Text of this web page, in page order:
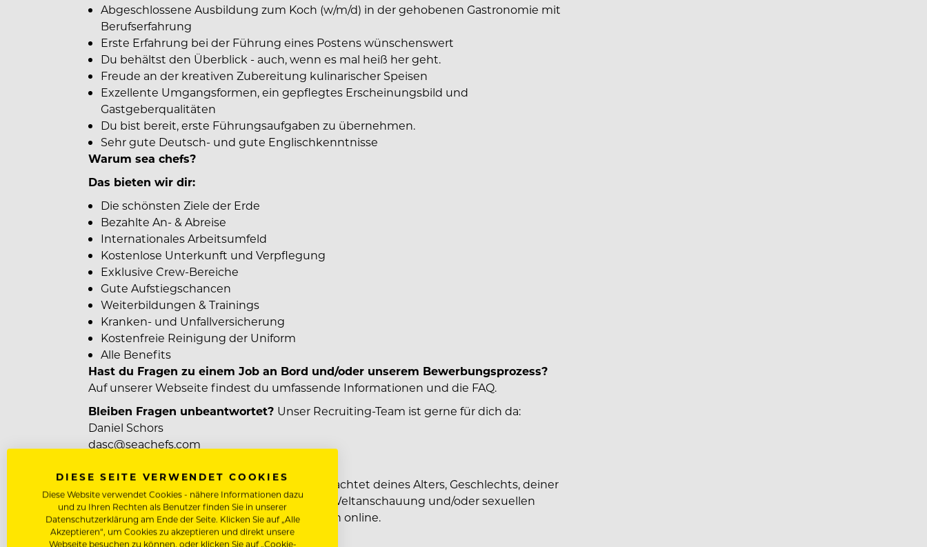
Abgeschlossene Ausbildung zum Koch (w⁠/⁠m⁠/⁠d) in der gehobenen Gastronomie mit
Berufserfahrung
Erste Erfahrung bei der Führung eines Postens wünschenswert
Du behältst den Überblick - auch, wenn es mal heiß her geht.
Freude an der kreativen Zubereitung kulinarischer Speisen
Exzellente Umgangsformen, ein gepflegtes Erscheinungsbild und
Gastgeberqualitäten
Du bist bereit, erste Führungsaufgaben zu übernehmen.
Sehr gute Deutsch- und gute Englischkenntnisse
Warum sea chefs?
Das bieten wir dir:
Die schönsten Ziele der Erde
Bezahlte An- & Abreise
Internationales Arbeitsumfeld
Kostenlose Unterkunft und Verpflegung
Exklusive Crew-Bereiche
Gute Aufstiegschancen
Weiterbildungen & Trainings
Kranken- und Unfallversicherung
Kostenfreie Reinigung der Uniform
Alle Benefits
Hast du Fragen zu einem Job an Bord und/oder unserem Bewerbungsprozess?
Auf unserer Webseite findest du umfassende Informationen und die FAQ.
Bleiben Fragen unbeantwortet? Unser Recruiting-Team ist gerne für dich da:
Daniel Schors
dasc@seachefs.com
Wir freuen uns auf deine Bewerbung - ungeachtet deines Alters, Geschlechts, deiner
Nationalität, ethnischen Herkunft, Religion, Weltanschauung und/oder sexuellen
Orientierung. Bitte bewirb dich ausschließlich online.
Website| Instagram|Facebook|
DIESE SEITE VERWENDET COOKIES
Diese Website verwendet Cookies - nähere Informationen dazu
und zu Ihren Rechten als Benutzer finden Sie in unserer
Datenschutzerklärung am Ende der Seite. Klicken Sie auf „Alle
Akzeptieren“, um Cookies zu akzeptieren und direkt unsere
Webseite besuchen zu können, oder klicken Sie auf „Cookie-